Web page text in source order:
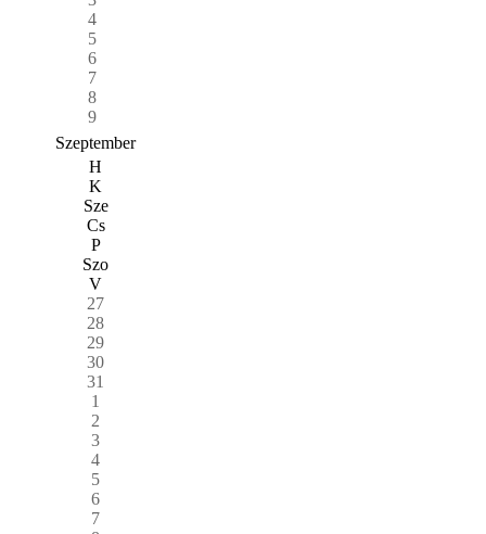
4
5
6
7
8
9
Szeptember
H
K
Sze
Cs
P
Szo
V
27
28
29
30
31
1
2
3
4
5
6
7